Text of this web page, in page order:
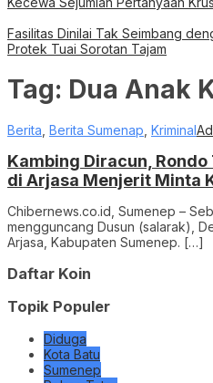
Fasilitas Dinilai Tak Seimbang
Protek Tuai Sorotan Tajam
Tag: Dua Anak
Berita Berita Sumenap Kriminal
Kambing Diracun, Rondo
di Arjasa Menjerit Minta
Chibernews.co.id, Sumenep –
mengguncang Dusun (salarak),
Arjasa, Kabupaten Sumenep. […]
Daftar Koin
Topik Populer
Diduga
Kota Batu
Sumenep